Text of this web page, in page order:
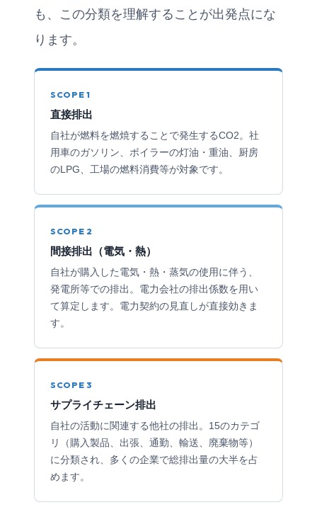
も、この分類を理解することが出発点にな
ります。
SCOPE 1
直接排出
自社が燃料を燃焼することで発生するCO2。社
用車のガソリン、ボイラーの灯油・重油、厨房
のLPG、工場の燃料消費等が対象です。
SCOPE 2
間接排出（電気・熱）
自社が購入した電気・熱・蒸気の使用に伴う、
発電所等での排出。電力会社の排出係数を用い
て算定します。電力契約の見直しが直接効きま
す。
SCOPE 3
サプライチェーン排出
自社の活動に関連する他社の排出。15のカテゴ
リ（購入製品、出張、通勤、輸送、廃棄物等）
に分類され、多くの企業で総排出量の大半を占
めます。